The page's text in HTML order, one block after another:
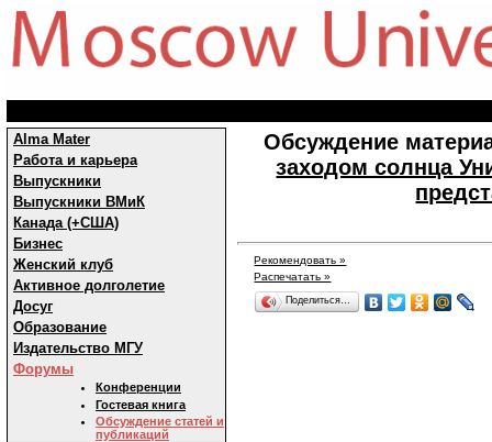
Alma Mater
Работа и карьера
Выпускники
Выпускники ВМиК
Канада (+США)
Бизнес
Женский клуб
Активное долголетие
Досуг
Образование
Издательство МГУ
Форумы
Конференции
Гостевая книга
Обсуждение статей и
публикаций
Обсуждение
заходом солнца
Рекомендовать »
Распечатать »
Поделиться…